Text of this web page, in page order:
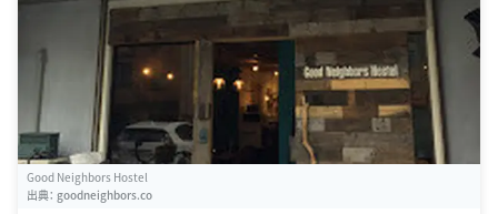
Good Neighbors Hostel
出典： goodneighbors.co